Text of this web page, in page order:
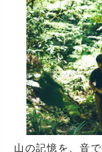
山の記憶を、音